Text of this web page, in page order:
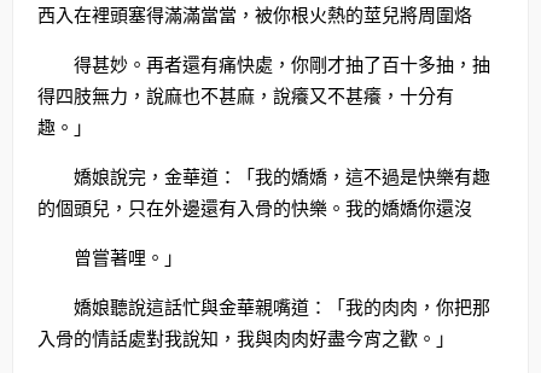
西入在裡頭塞得滿滿當當，被你根火熱的莖兒將周圍烙
得甚妙。再者還有痛快處，你剛才抽了百十多抽，抽
得四肢無力，說麻也不甚麻，說癢又不甚癢，十分有
趣。」
嬌娘說完，金華道：「我的嬌嬌，這不過是快樂有趣
的個頭兒，只在外邊還有入骨的快樂。我的嬌嬌你還沒
曾嘗著哩。」
嬌娘聽說這話忙與金華親嘴道：「我的肉肉，你把那
入骨的情話處對我說知，我與肉肉好盡今宵之歡。」